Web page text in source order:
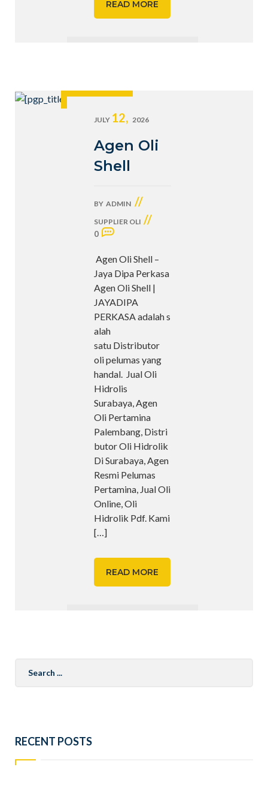
READ MORE
JULY 12, 2026
Agen Oli
Shell
BY ADMIN //
SUPPLIER OLI //
0
Agen Oli Shell –
Jaya Dipa Perkasa
Agen Oli Shell |
JAYADIPA
PERKASA adalah s
alah
satu Distributor
oli pelumas yang
handal. Jual Oli
Hidrolis
Surabaya, Agen
Oli Pertamina
Palembang, Distri
butor Oli Hidrolik
Di Surabaya, Agen
Resmi Pelumas
Pertamina, Jual Oli
Online, Oli
Hidrolik Pdf. Kami
[…]
READ MORE
for:
RECENT POSTS